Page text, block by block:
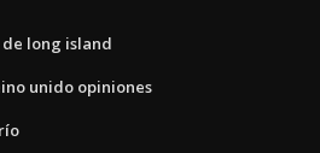
long island
unido opiniones